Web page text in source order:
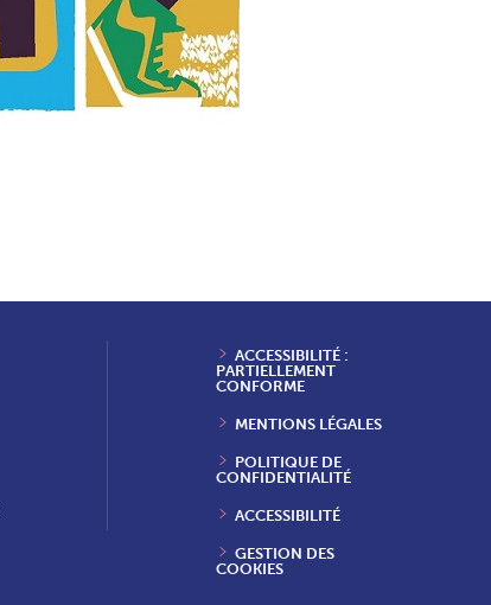
ACCESSIBILITÉ :
PARTIELLEMENT
CONFORME
MENTIONS LÉGALES
POLITIQUE DE
CONFIDENTIALITÉ
ACCESSIBILITÉ
GESTION DES
COOKIES